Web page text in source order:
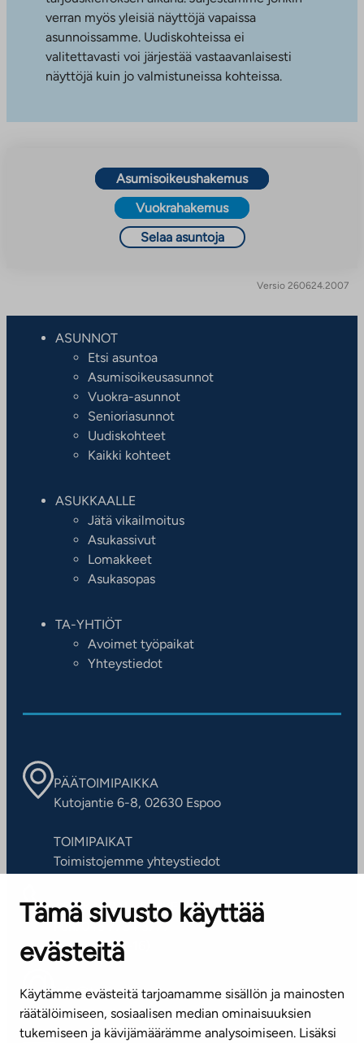
Tämä sivusto käyttää
evästeitä
Käytämme evästeitä tarjoamamme sisällön ja mainosten
räätälöimiseen, sosiaalisen median ominaisuuksien
tukemiseen ja kävijämäärämme analysoimiseen. Lisäksi
verran myös yleisiä näyttöjä vapaissa
asunnoissamme. Uudiskohteissa ei
valitettavasti voi järjestää vastaavanlaisesti
näyttöjä kuin jo valmistuneissa kohteissa.
Asumisoikeushakemus
Vuokrahakemus
Selaa asuntoja
Versio 260624.2007
ASUNNOT
Etsi asuntoa
Asumisoikeusasunnot
Vuokra-asunnot
Senioriasunnot
Uudiskohteet
Kaikki kohteet
ASUKKAALLE
Jätä vikailmoitus
Asukassivut
Lomakkeet
Asukasopas
TA-YHTIÖT
Avoimet työpaikat
Yhteystiedot
PÄÄTOIMIPAIKKA
Kutojantie 6-8, 02630 Espoo
TOIMIPAIKAT
Toimistojemme yhteystiedot
ASIAKASPALVELUKESKUS
Puh. 045 7734 3777
(arkisin klo 8-16)
info@ta.fi